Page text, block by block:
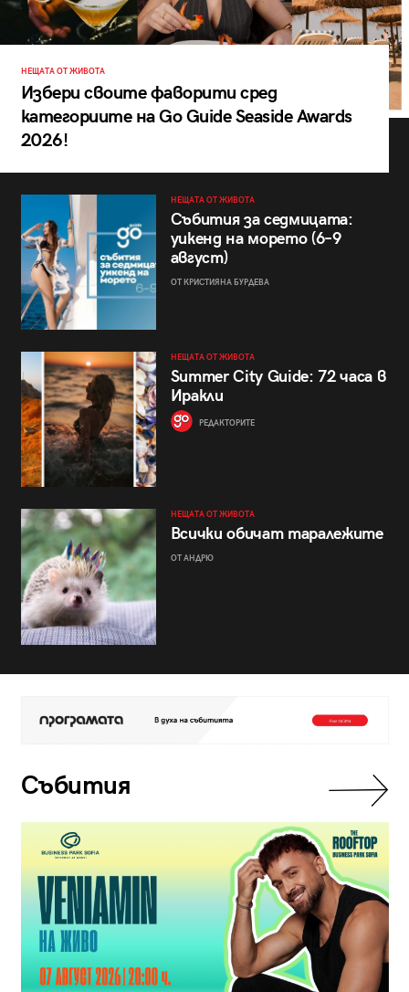
НЕЩАТА ОТ ЖИВОТА
Избери своите фаворити сред
категориите на Go Guide Seaside Awards
2026!
НЕЩАТА ОТ ЖИВОТА
Събития за седмицата:
уикенд на морето (6–9
август)
ОТ КРИСТИЯНА БУРДЕВА
НЕЩАТА ОТ ЖИВОТА
Summer City Guide: 72 часа в
Иракли
РЕДАКТОРИТЕ
НЕЩАТА ОТ ЖИВОТА
Всички обичат таралежите
ОТ АНДРЮ
Събития